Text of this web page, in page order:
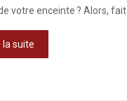
votre enceinte ? Alors,
la suite